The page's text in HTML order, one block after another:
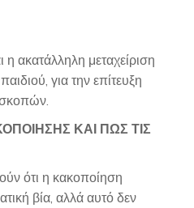
ακατάλληλη μεταχείριση
για την επίτευξη
ΚΑΙ ΠΩΣ ΤΙΣ
ότι η κακοποίηση
βία, αλλά αυτό δεν